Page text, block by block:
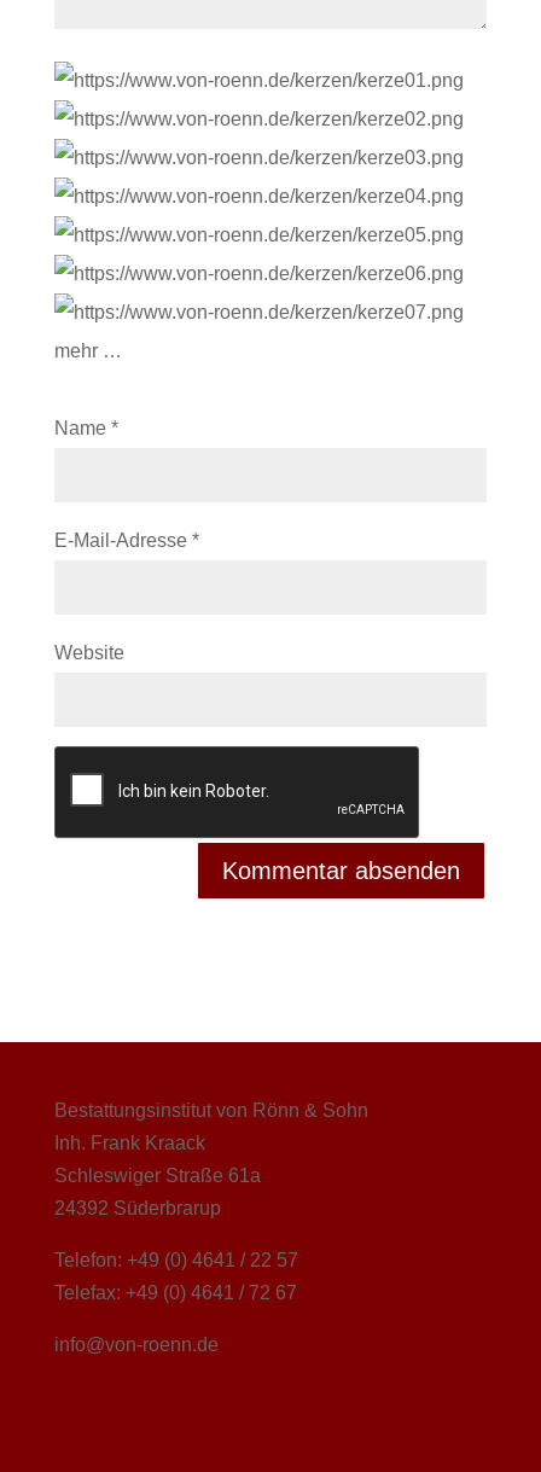
mehr …
Name *
E-Mail-Adresse *
Website
Bestattungsinstitut von Rönn & Sohn
Inh. Frank Kraack
Schleswiger Straße 61a
24392 Süderbrarup
Telefon: +49 (0) 4641 / 22 57
Telefax: +49 (0) 4641 / 72 67
info@von-roenn.de